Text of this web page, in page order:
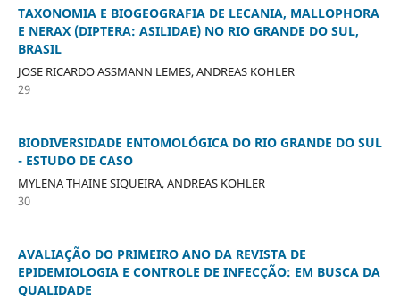
TAXONOMIA E BIOGEOGRAFIA DE LECANIA, MALLOPHORA
E NERAX (DIPTERA: ASILIDAE) NO RIO GRANDE DO SUL,
BRASIL
JOSE RICARDO ASSMANN LEMES, ANDREAS KOHLER
29
BIODIVERSIDADE ENTOMOLÓGICA DO RIO GRANDE DO SUL
- ESTUDO DE CASO
MYLENA THAINE SIQUEIRA, ANDREAS KOHLER
30
AVALIAÇÃO DO PRIMEIRO ANO DA REVISTA DE
EPIDEMIOLOGIA E CONTROLE DE INFECÇÃO: EM BUSCA DA
QUALIDADE